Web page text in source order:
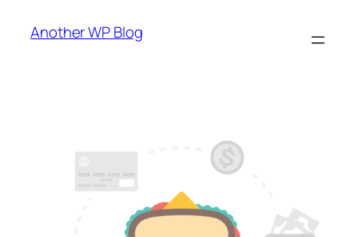
Another WP Blog